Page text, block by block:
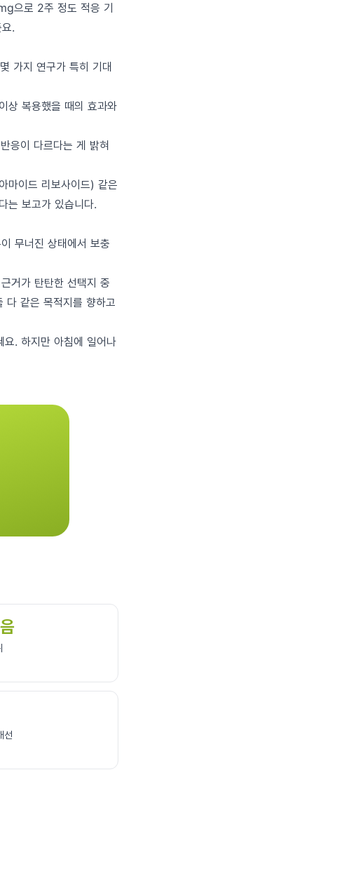
으로 2주 정도 적응 기
.
가지 연구가 특히 기대
상 복용했을 때의 효과와
응이 다르다는 게 밝혀
마이드 리보사이드) 같은
는 보고가 있습니다.
무너진 상태에서 보충
거가 탄탄한 선택지 중
다 같은 목적지를 향하고
. 하지만 아침에 일어나
선